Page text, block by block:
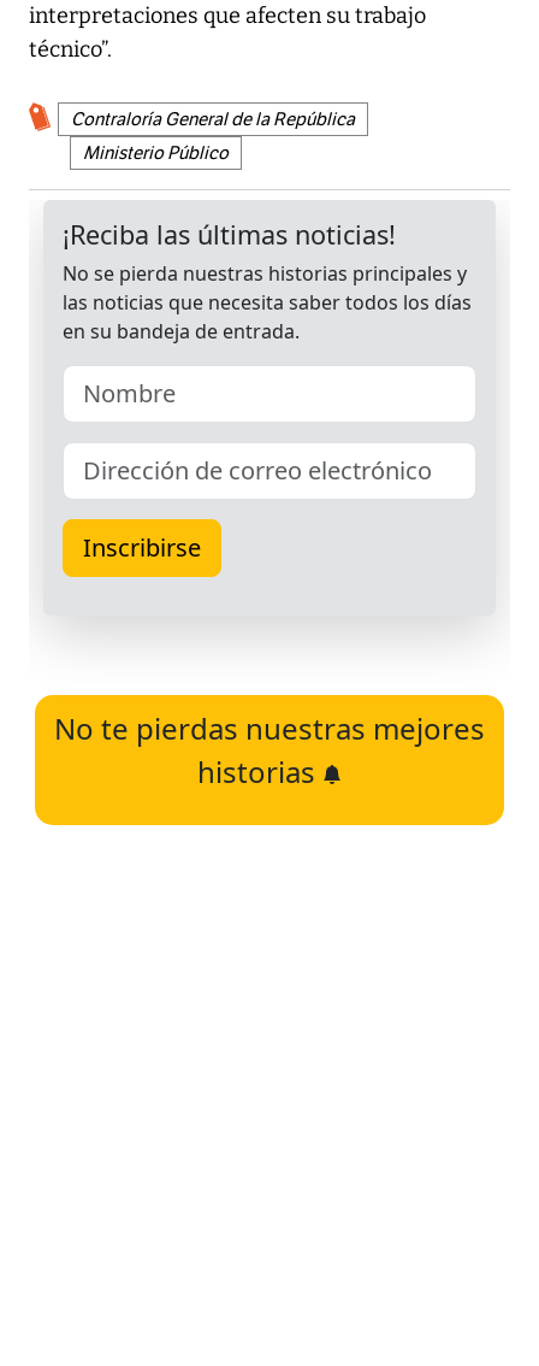
interpretaciones que afecten su trabajo
técnico”.
Contraloría General de la República
Ministerio Público
No te pierdas nuestras mejores
historias